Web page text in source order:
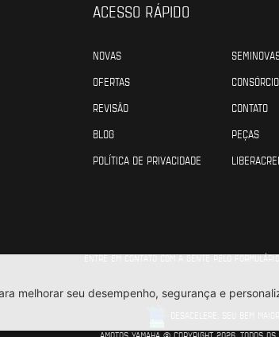
ACESSO RÁPIDO
NOVAS
OFERTAS
CONSÓRCIO
REVISÃO
CONTATO
BLOG
PEÇAS
POLÍTICA DE PRIVACIDADE
ENTRE EM CONTATO COM A GENTE PELO